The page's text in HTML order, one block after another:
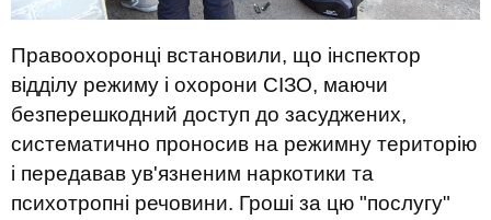
Правоохоронці встановили, що інспектор
відділу режиму і охорони СІЗО, маючи
безперешкодний доступ до засуджених,
систематично проносив на режимну територію
і передавав ув'язненим наркотики та
психотропні речовини. Гроші за цю "послугу"